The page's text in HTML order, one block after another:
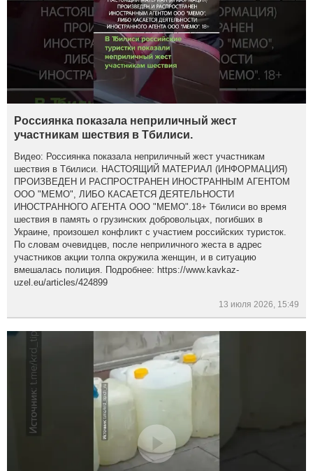
Россиянка показала неприличный жест
участникам шествия в Тбилиси.
Видео: Россиянка показала неприличный жест участникам
шествия в Тбилиси. НАСТОЯЩИЙ МАТЕРИАЛ (ИНФОРМАЦИЯ)
ПРОИЗВЕДЕН И РАСПРОСТРАНЕН ИНОСТРАННЫМ АГЕНТОМ
ООО "МЕМО", ЛИБО КАСАЕТСЯ ДЕЯТЕЛЬНОСТИ
ИНОСТРАННОГО АГЕНТА ООО "МЕМО".18+ Тбилиси во время
шествия в память о грузинских добровольцах, погибших в
Украине, произошел конфликт с участием российских туристок.
По словам очевидцев, после неприличного жеста в адрес
участников акции толпа окружила женщин, и в ситуацию
вмешалась полиция. Подробнее: https://www.kavkaz-
uzel.eu/articles/424899
13 июля 2026, 15:49